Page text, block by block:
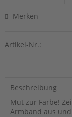
Merken
Artikel-Nr.:
Beschreibung
Mut zur Farbe!
Armband aus